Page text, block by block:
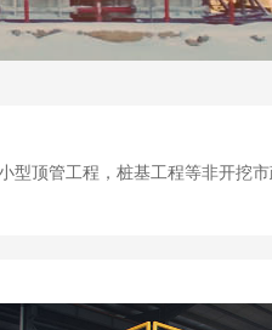
顶管工程，桩基工程等非开